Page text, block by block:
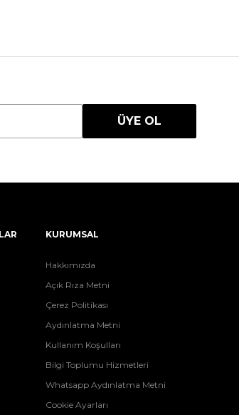
ÜYE OL
KURUMSAL
Hakkımızda
Açık Rıza Metni
Çerez Politikası
Aydınlatma Metni
Kullanım Koşulları
Bilgi Toplumu Hizmetleri
Whatsapp Aydınlatma Metni
Cookie Ayarları